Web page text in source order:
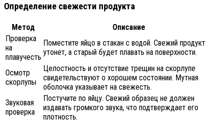
Определение свежести продукта
Метод
Описание
Проверка
на
плавучесть
Поместите яйцо в стакан с водой. Свежий продукт
утонет, а старый будет плавать на поверхности.
Осмотр
скорлупы
Целостность и отсутствие трещин на скорлупе
свидетельствуют о хорошем состоянии. Мутная
оболочка указывает на свежесть.
Звуковая
проверка
Постучите по яйцу. Свежий образец не должен
издавать громкого звука, что подтверждает его
плотность.